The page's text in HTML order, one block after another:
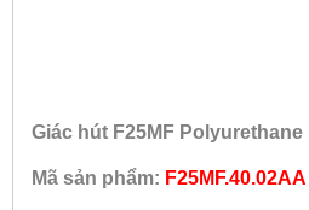
Giác hút F25MF Polyurethane
Mã sản phẩm: F25MF.40.02AA